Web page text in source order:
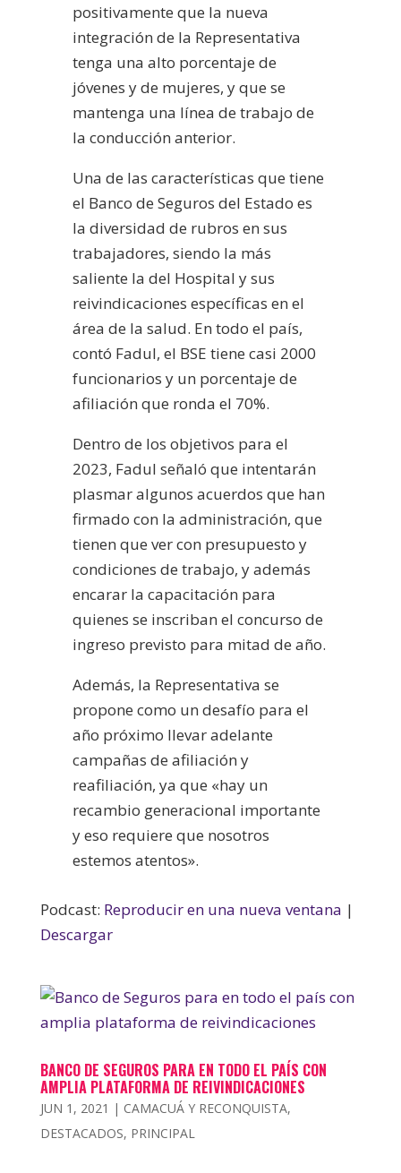
positivamente que la nueva
integración de la Representativa
tenga una alto porcentaje de
jóvenes y de mujeres, y que se
mantenga una línea de trabajo de
la conducción anterior.
Una de las características que tiene
el Banco de Seguros del Estado es
la diversidad de rubros en sus
trabajadores, siendo la más
saliente la del Hospital y sus
reivindicaciones específicas en el
área de la salud. En todo el país,
contó Fadul, el BSE tiene casi 2000
funcionarios y un porcentaje de
afiliación que ronda el 70%.
Dentro de los objetivos para el
2023, Fadul señaló que intentarán
plasmar algunos acuerdos que han
firmado con la administración, que
tienen que ver con presupuesto y
condiciones de trabajo, y además
encarar la capacitación para
quienes se inscriban el concurso de
ingreso previsto para mitad de año.
Además, la Representativa se
propone como un desafío para el
año próximo llevar adelante
campañas de afiliación y
reafiliación, ya que «hay un
recambio generacional importante
y eso requiere que nosotros
estemos atentos».
Podcast: Reproducir en una nueva ventana |
Descargar
BANCO DE SEGUROS PARA EN TODO EL PAÍS CON
AMPLIA PLATAFORMA DE REIVINDICACIONES
JUN 1, 2021 | CAMACUÁ Y RECONQUISTA,
DESTACADOS, PRINCIPAL